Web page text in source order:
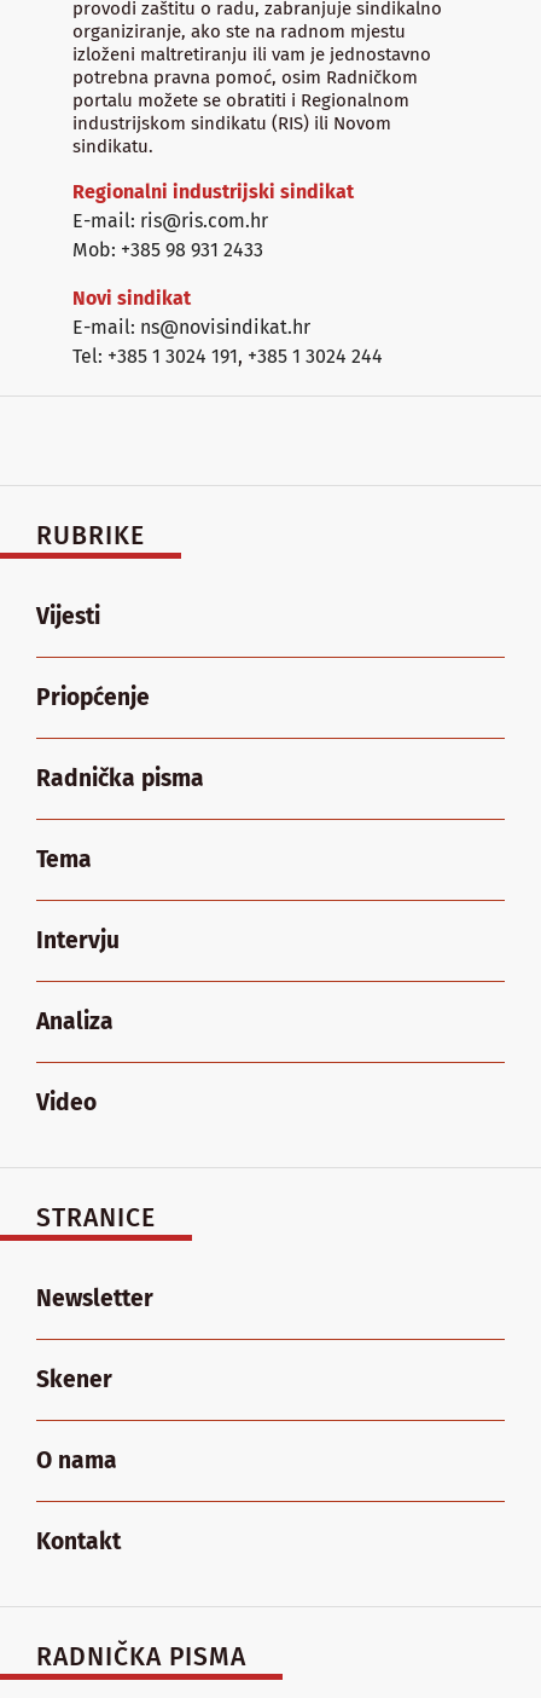
provodi zaštitu o radu, zabranjuje sindikalno
organiziranje, ako ste na radnom mjestu
izloženi maltretiranju ili vam je jednostavno
potrebna pravna pomoć, osim Radničkom
portalu možete se obratiti i Regionalnom
industrijskom sindikatu (RIS) ili Novom
sindikatu.
Regionalni industrijski sindikat
E-mail: ris@ris.com.hr
Mob: +385 98 931 2433
Novi sindikat
E-mail: ns@novisindikat.hr
Tel: +385 1 3024 191, +385 1 3024 244
RUBRIKE
Vijesti
Priopćenje
Radnička pisma
Tema
Intervju
Analiza
Video
STRANICE
Newsletter
Skener
O nama
Kontakt
RADNIČKA PISMA